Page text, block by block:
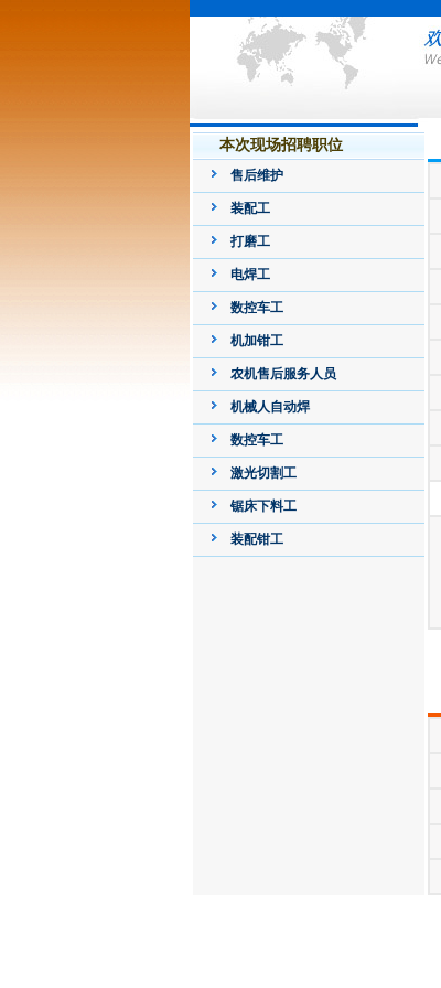
本次现场招聘职位
售后维护
装配工
打磨工
电焊工
数控车工
机加钳工
农机售后服务人员
机械人自动焊
数控车工
激光切割工
锯床下料工
装配钳工